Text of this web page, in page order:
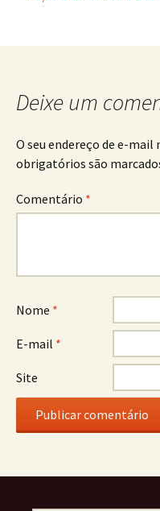
post
Deixe um
O seu endereço de e-mail
obrigatórios são
Comentário *
Nome *
E-mail *
Site